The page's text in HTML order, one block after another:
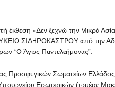
έκθεση «Δεν ξεχνώ την Μικρά
ΣΙΔΗΡΟΚΑΣΤΡΟΥ από την
“Ο Άγιος Παντελεήμονας”.
Προσφυγικών Σωματείων
Εσωτερικών (τομέας